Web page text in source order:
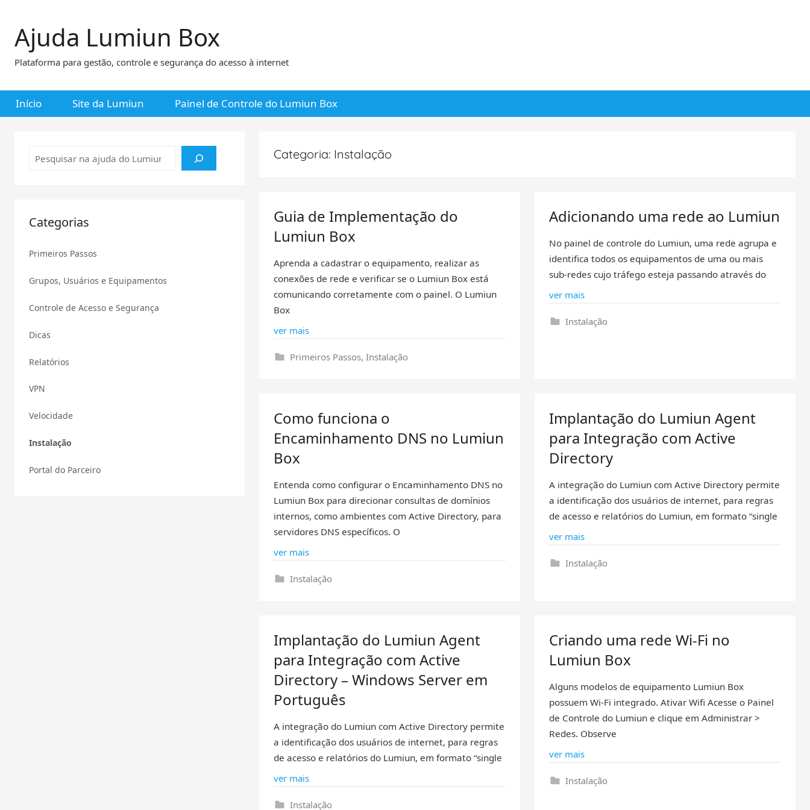
para
conteúdo
Ajuda Lumiun Box
Plataforma para gestão, controle e segurança do acesso à internet
Início Site da Lumiun Painel de Controle do Lumiun Box
Categoria: Instalação
Guia de Implementação do
Lumiun Box
Aprenda a cadastrar o equipamento, realizar as
conexões de rede e verificar se o Lumiun Box está
comunicando corretamente com o painel. O Lumiun
Box
ver mais
Primeiros Passos,Instalação
Adicionando uma rede ao Lumiun
No painel de controle do Lumiun, uma rede agrupa e
identifica todos os equipamentos de uma ou mais
sub-redes cujo tráfego esteja passando através do
ver mais
Instalação
Como funciona o
Encaminhamento DNS no Lumiun
Box
Entenda como configurar o Encaminhamento DNS no
Lumiun Box para direcionar consultas de domínios
internos, como ambientes com Active Directory, para
servidores DNS específicos. O
ver mais
Instalação
Implantação do Lumiun Agent
para Integração com Active
Directory
A integração do Lumiun com Active Directory permite
a identificação dos usuários de internet, para regras
de acesso e relatórios do Lumiun, em formato “single
ver mais
Instalação
Implantação do Lumiun Agent
para Integração com Active
Directory – Windows Server em
Português
A integração do Lumiun com Active Directory permite
a identificação dos usuários de internet, para regras
de acesso e relatórios do Lumiun, em formato “single
ver mais
Instalação
Criando uma rede Wi-Fi no
Lumiun Box
Alguns modelos de equipamento Lumiun Box
possuem Wi-Fi integrado. Ativar Wifi Acesse o Painel
de Controle do Lumiun e clique em Administrar >
Redes. Observe
ver mais
Instalação
Pesquisar
Categorias
Primeiros Passos
Grupos, Usuários e Equipamentos
Controle de Acesso e Segurança
Dicas
Relatórios
VPN
Velocidade
Instalação
Portal do Parceiro